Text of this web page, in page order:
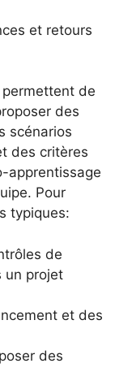
et retours
de
des
scénarios
des critères
apprentissage
Pour
typiques:
de
un projet
et des
des